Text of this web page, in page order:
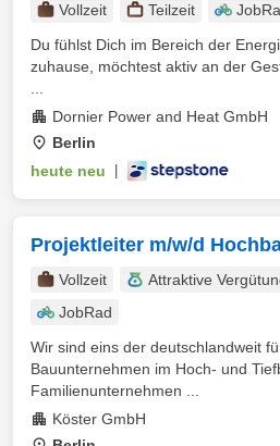
Vollzeit Teilzeit
Du fühlst Dich im Bereich der
zuhause, möchtest aktiv an der
Dornier Power and Heat GmbH
Berlin
heute neu
Projektleiter m/w/d
Vollzeit Attraktive
JobRad
Wir sind eins der deutschlandweit
Bauunternehmen im Hoch- und
Familienunternehmen ...
Köster GmbH